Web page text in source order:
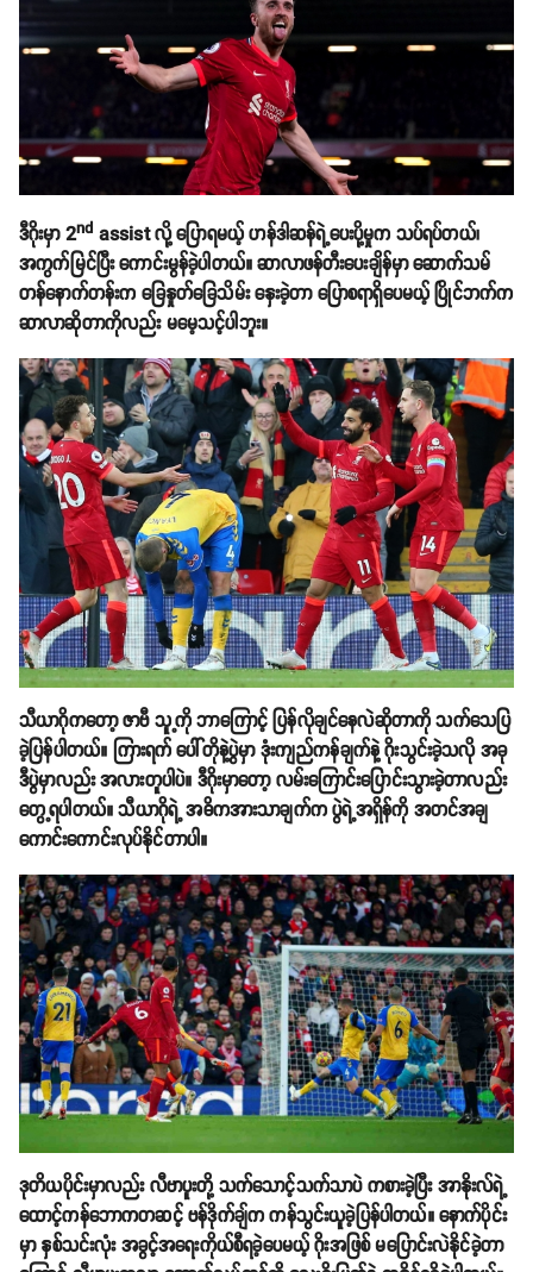
ဒီဂိုးမှာ 2nd assist လို့ ပြောရမယ့် ဟန်ဒါဆန်ရဲ့ပေးပို့မှုက သပ်ရပ်တယ်၊
အကွက်မြင်ပြီး ကောင်းမွန်ခဲ့ပါတယ်။ ဆာလာဖန်တီးပေးချိန်မှာ ဆောက်သမ်
တန်နောက်တန်းက ခြေနှုတ်ခြေသိမ်း နှေးခဲ့တာ ပြောစရာရှိပေမယ့် ပြိုင်ဘက်က
ဆာလာဆိုတာကိုလည်း မမေ့သင့်ပါဘူး။
သီယာဂိုကတော့ ဇာဗီ သူ့ကို ဘာကြောင့် ပြန်လိုချင်နေလဲဆိုတာကို သက်သေပြ
ခဲ့ပြန်ပါတယ်။ ကြားရက် ပေါ်တိုနဲ့ပွဲမှာ ဒုံးကျည်ကန်ချက်နဲ့ ဂိုးသွင်းခဲ့သလို အခု
ဒီပွဲမှာလည်း အလားတူပါပဲ။ ဒီဂိုးမှာတော့ လမ်းကြောင်းပြောင်းသွားခဲ့တာလည်း
တွေ့ရပါတယ်။ သီယာဂိုရဲ့ အဓိကအားသာချက်က ပွဲရဲ့အရှိန်ကို အတင်အချ
ကောင်းကောင်းလုပ်နိုင်တာပါ။
ဒုတိယပိုင်းမှာလည်း လီဗာပူးတို့ သက်သောင့်သက်သာပဲ ကစားခဲ့ပြီး အာနိုးလ်ရဲ့
ထောင့်ကန်ဘောကတဆင့် ဗန်ဒိုက်ချ်က ကန်သွင်းယူခဲ့ပြန်ပါတယ်။ နောက်ပိုင်း
မှာ နှစ်သင်းလုံး အခွင့်အရေးကိုယ်စီရခဲ့ပေမယ့် ဂိုးအဖြစ် မပြောင်းလဲနိုင်ခဲ့တာ